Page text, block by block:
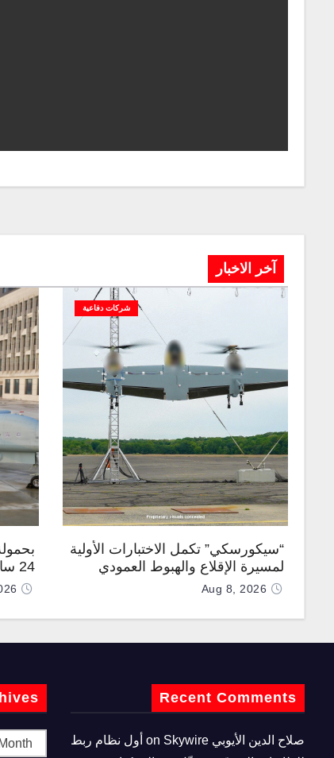
آخر الاخبار
شركات دفاعية
“سيكورسكي” تكمل الاختبارات الأولية
لمسيرة الإقلاع والهبوط العمودي
“نوماد 100”Aug 8, 2026
“TP200”
Recent Comments
صلاح الدين الأيوبي
Skywire أول نظام ربط